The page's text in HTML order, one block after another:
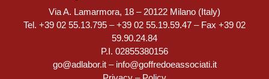
Via A. Lamarmora, 18 – 20122 Milano (Italy)
Tel. +39 02 55.13.795 – +39 02 55.19.59.47 – Fax +39 02
59.90.24.84
P.I. 02855380156
go@adlabor.it– info@goffredoeassociati.it